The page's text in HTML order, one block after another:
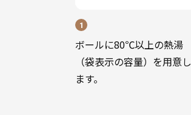
1
ボールに80℃以上の熱湯
（袋表示の容量）を用意し
ます。